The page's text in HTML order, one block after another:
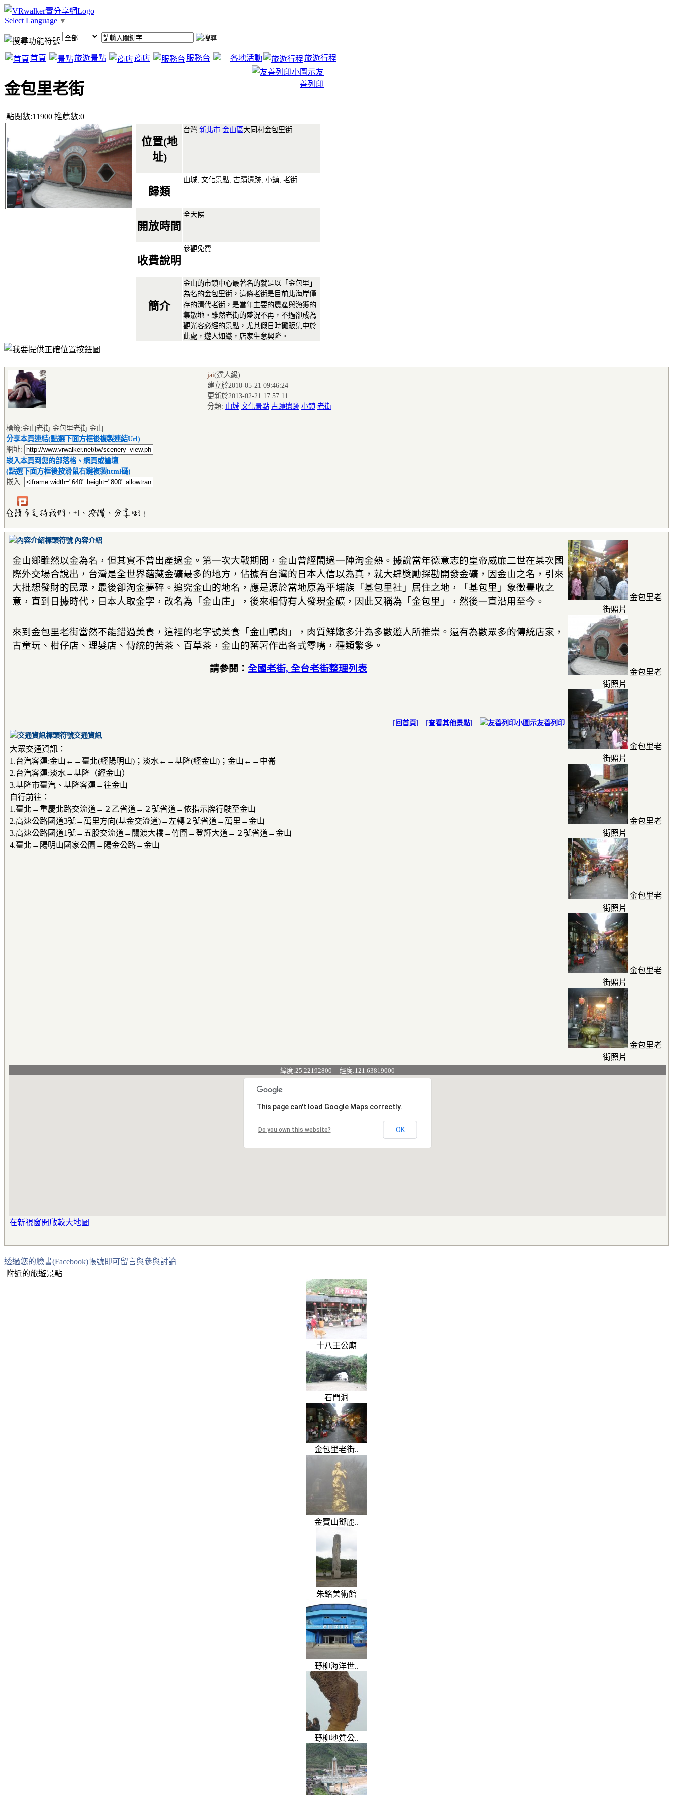
Select Language ▼
首頁 旅遊景點 商店 服務台 各地活動 旅遊行程
金包里老街
點閱數:11900 推薦數:0
友
善列印
位置(地
址)
台灣. 新北市 金山區大同村金包里街
歸類
山城, 文化景點, 古蹟遺跡, 小鎮, 老街
開放時間
全天候
收費說明
參觀免費
簡介
金山的市鎮中心最著名的就是以「金包里」
為名的金包里街，這條老街是目前北海岸僅
存的清代老街，是當年主要的農產與漁獲的
集散地。雖然老街的盛況不再，不過卻成為
觀光客必經的景點，尤其假日時攤販集中於
此處，遊人如織，店家生意興隆。
jai(達人級)
建立於2010-05-21 09:46:24
更新於2013-02-21 17:57:11
分類: 山城 文化景點 古蹟遺跡 小鎮 老街
標籤:金山老街 金包里老街 金山
分享本頁連結(點選下面方框後複製連結Url)
網址:
崁入本頁到您的部落格、網頁或論壇
(點選下面方框後按滑鼠右鍵複製html碼)
嵌入:
金包里老
街照片
金包里老
街照片
金包里老
街照片
金包里老
街照片
金包里老
街照片
金包里老
街照片
金包里老
街照片
內容介紹
金山鄉雖然以金為名，但其實不曾出產過金。第一次大戰期間，金山曾經鬧過一陣淘金熱。據說當年德意志的皇帝威廉二世在某次國
際外交場合說出，台灣是全世界蘊藏金礦最多的地方，佔據有台灣的日本人信以為真，就大肆獎勵探勘開發金礦，因金山之名，引來
大批想發財的民眾，最後卻淘金夢碎。追究金山的地名，應是源於當地原為平埔族「基包里社」居住之地，「基包里」象徵豐收之
意，直到日據時代，日本人取金字，改名為「金山庄」，後來相傳有人發現金礦，因此又稱為「金包里」，然後一直沿用至今。
來到金包里老街當然不能錯過美食，這裡的老字號美食「金山鴨肉」，肉質鮮嫩多汁為多數遊人所推崇。還有為數眾多的傳統店家，
古童玩、柑仔店、理髮店、傳統的苦茶、百草茶，金山的蕃薯作出各式零嘴，種類繁多。
請參閱： 全國老街, 全台老街整理列表
[ 回首頁] [查看其他景點]
友善列印
交通資訊
大眾交通資訊：
1.台汽客運:金山←→臺北(經陽明山)；淡水←→基隆(經金山)；金山←→中崙
2.台汽客運:淡水→基隆（經金山）
3.基隆市臺汽、基隆客運→往金山
自行前往：
1.臺北→重慶北路交流道→２乙省道→２號省道→依指示牌行駛至金山
2.高速公路國道3號→萬里方向(基金交流道)→左轉２號省道→萬里→金山
3.高速公路國道1號→五股交流道→關渡大橋→竹圍→登輝大道→２號省道→金山
4.臺北→陽明山國家公園→陽金公路→金山
緯度:25.22192800 經度:121.63819000
This page can't load Google Maps correctly.
Do you own this website? OK
在新視窗開啟較大地圖
透過您的臉書(Facebook)帳號即可留言與參與討論
附近的旅遊景點
十八王公廟
石門洞
金包里老街..
金寶山鄧麗..
朱銘美術館
野柳海洋世..
野柳地質公..